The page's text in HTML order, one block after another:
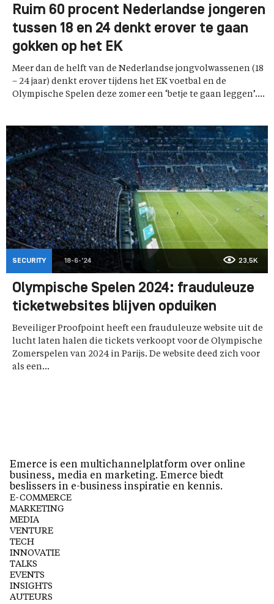
Ruim 60 procent Nederlandse jongeren
tussen 18 en 24 denkt erover te gaan
gokken op het EK
Meer dan de helft van de Nederlandse jongvolwassenen (18
– 24 jaar) denkt erover tijdens het EK voetbal en de
Olympische Spelen deze zomer een ‘betje te gaan leggen’....
SECURITY 18-6-'24 23,5K
Olympische Spelen 2024: frauduleuze
ticketwebsites blijven opduiken
Beveiliger Proofpoint heeft een frauduleuze website uit de
lucht laten halen die tickets verkoopt voor de Olympische
Zomerspelen van 2024 in Parijs. De website deed zich voor
als een...
Emerce is een multichannelplatform over online
business, media en marketing. Emerce biedt
beslissers in e-business inspiratie en kennis.
E-COMMERCE
MARKETING
MEDIA
VENTURE
TECH
INNOVATIE
TALKS
EVENTS
INSIGHTS
AUTEURS